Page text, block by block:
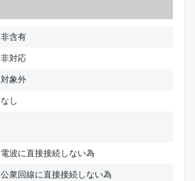
非含有
非対応
対象外
なし
電波に直接接続しない為
公衆回線に直接接続しない為